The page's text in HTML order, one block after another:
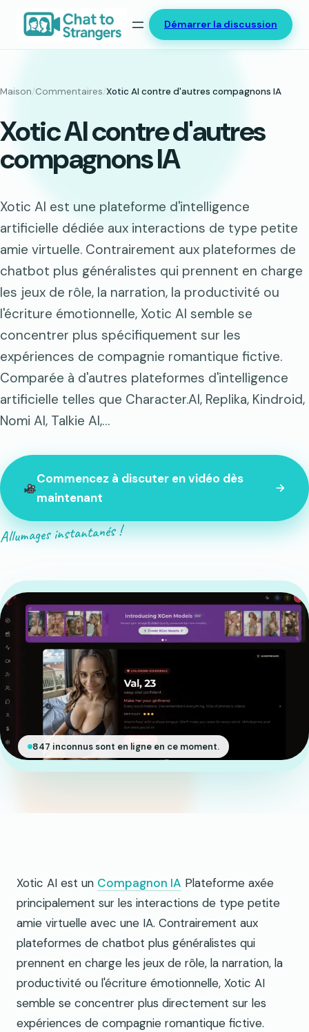
Démarrer la discussion
Maison/Commentaires/Xotic AI contre d'autres compagnons IA
Xotic AI contre d'autres
compagnons IA
Xotic AI est une plateforme d'intelligence
artificielle dédiée aux interactions de type petite
amie virtuelle. Contrairement aux plateformes de
chatbot plus généralistes qui prennent en charge
les jeux de rôle, la narration, la productivité ou
l'écriture émotionnelle, Xotic AI semble se
concentrer plus spécifiquement sur les
expériences de compagnie romantique fictive.
Comparée à d'autres plateformes d'intelligence
artificielle telles que Character.AI, Replika, Kindroid,
Nomi AI, Talkie AI,…
Commencez à discuter en vidéo dès
maintenant
Allumages instantanés !
847 inconnus sont en ligne en ce moment.
Xotic AI est un Compagnon IA Plateforme axée
principalement sur les interactions de type petite
amie virtuelle avec une IA. Contrairement aux
plateformes de chatbot plus généralistes qui
prennent en charge les jeux de rôle, la narration, la
productivité ou l'écriture émotionnelle, Xotic AI
semble se concentrer plus directement sur les
expériences de compagnie romantique fictive.